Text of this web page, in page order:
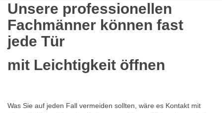
Unsere professionellen
Fachmänner können fast
jede Tür
mit Leichtigkeit öffnen
Was Sie auf jeden Fall vermeiden sollten, wäre es Kontakt mit